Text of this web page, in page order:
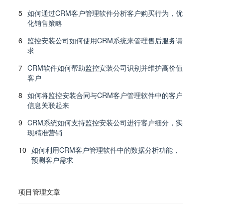
5 如何通过CRM客户管理软件分析客户购买行为，优
化销售策略
6 监控安装公司如何使用CRM系统来管理售后服务请
求
7 CRM软件如何帮助监控安装公司识别并维护高价值
客户
8 如何将监控安装合同与CRM客户管理软件中的客户
信息关联起来
9 CRM系统如何支持监控安装公司进行客户细分，实
现精准营销
10 如何利用CRM客户管理软件中的数据分析功能，
预测客户需求
项目管理文章